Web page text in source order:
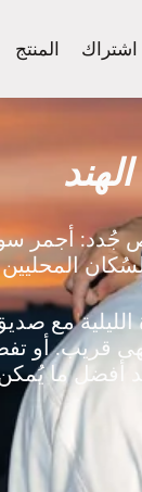
المنتج اشتراك
جُدد: أجمر
قريب. أو